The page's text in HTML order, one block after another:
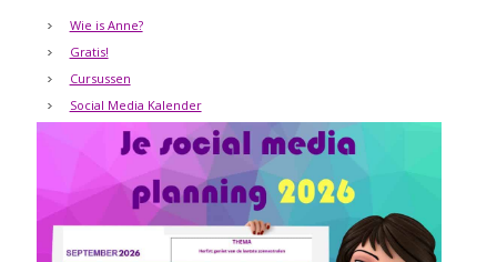
Wie is Anne?
Gratis!
Cursussen
Social Media Kalender